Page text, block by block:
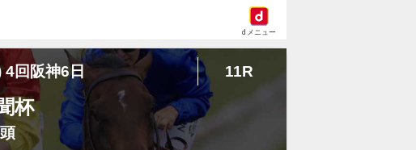
dメニュー
回阪神6日 11R
杯